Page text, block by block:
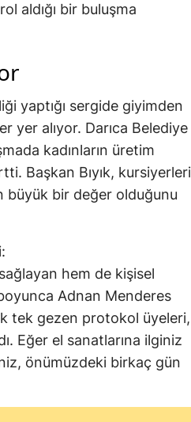
aldığı bir buluşma
yaptığı sergide giyimden
yer alıyor. Darıca Belediye
kadınların üretim
Başkan Bıyık,
büyük bir değer olduğunu
hem de kişisel
Adnan Menderes
tek gezen protokol üyeleri,
Eğer el sanatlarına ilginiz
önümüzdeki birkaç gün